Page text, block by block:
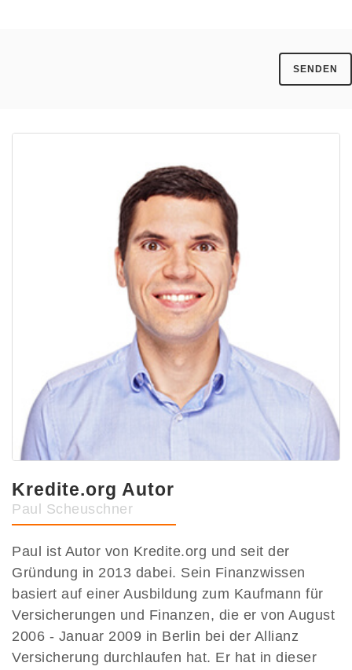
Kredite.org Autor
Paul Scheuschner
Paul ist Autor von Kredite.org und seit der
Gründung in 2013 dabei. Sein Finanzwissen
basiert auf einer Ausbildung zum Kaufmann für
Versicherungen und Finanzen, die er von August
2006 - Januar 2009 in Berlin bei der Allianz
Versicherung durchlaufen hat. Er hat in dieser